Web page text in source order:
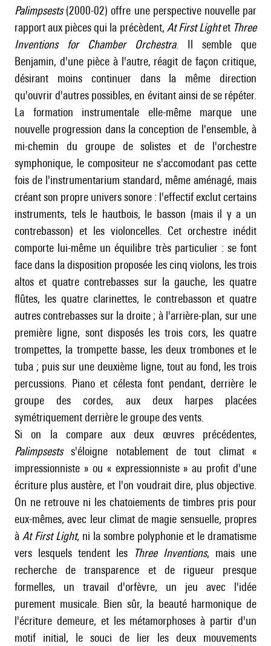
Palimpsests(2000-02) offre une perspective nouvelle par
rapport aux pièces qui la précèdent, At First Lightet Three
Inventions for Chamber Orchestra. Il semble que
Benjamin, d'une pièce à l'autre, réagit de façon critique,
désirant moins continuer dans la même direction
qu'ouvrir d'autres possibles, en évitant ainsi de se répéter.
La formation instrumentale elle-même marque une
nouvelle progression dans la conception de l'ensemble, à
mi-chemin du groupe de solistes et de l'orchestre
symphonique, le compositeur ne s'accomodant pas cette
fois de l'instrumentarium standard, même aménagé, mais
créant son propre univers sonore : l'effectif exclut certains
instruments, tels le hautbois, le basson (mais il y a un
contrebasson) et les violoncelles. Cet orchestre inédit
comporte lui-même un équilibre très particulier : se font
face dans la disposition proposée les cinq violons, les trois
altos et quatre contrebasses sur la gauche, les quatre
flûtes, les quatre clarinettes, le contrebasson et quatre
autres contrebasses sur la droite ; à l'arrière-plan, sur une
première ligne, sont disposés les trois cors, les quatre
trompettes, la trompette basse, les deux trombones et le
tuba ; puis sur une deuxième ligne, tout au fond, les trois
percussions. Piano et célesta font pendant, derrière le
groupe des cordes, aux deux harpes placées
symétriquement derrière le groupe des vents.
Si on la compare aux deux œuvres précédentes,
Palimpsestss'éloigne notablement de tout climat «
impressionniste » ou « expressionniste » au profit d'une
écriture plus austère, et l'on voudrait dire, plus objective.
On ne retrouve ni les chatoiements de timbres pris pour
eux-mêmes, avec leur climat de magie sensuelle, propres
à At First Light, ni la sombre polyphonie et le dramatisme
vers lesquels tendent les Three Inventions, mais une
recherche de transparence et de rigueur presque
formelles, un travail d'orfèvre, un jeu avec l'idée
purement musicale. Bien sûr, la beauté harmonique de
l'écriture demeure, et les métamorphoses à partir d'un
motif initial, le souci de lier les deux mouvements